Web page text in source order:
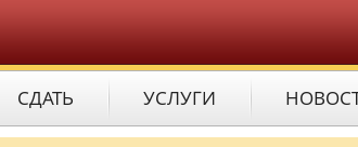
СДАТЬ УСЛУГИ